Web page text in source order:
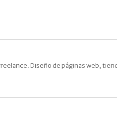
Diseño de páginas web,